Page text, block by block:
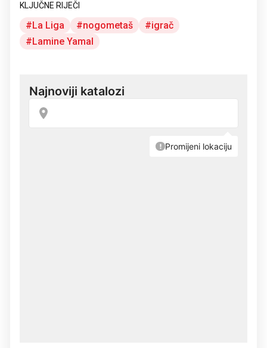
KLJUČNE RIJEČI
La Liga nogometaš
igrač
Lamine Yamal